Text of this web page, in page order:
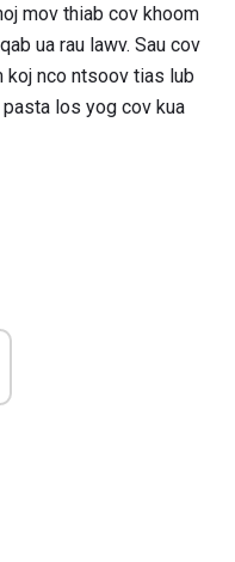
mov thiab cov khoom
ua rau lawv. Sau cov
koj nco ntsoov tias lub
los yog cov kua